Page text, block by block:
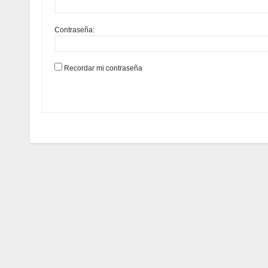
Contraseña:
Recordar mi contraseña